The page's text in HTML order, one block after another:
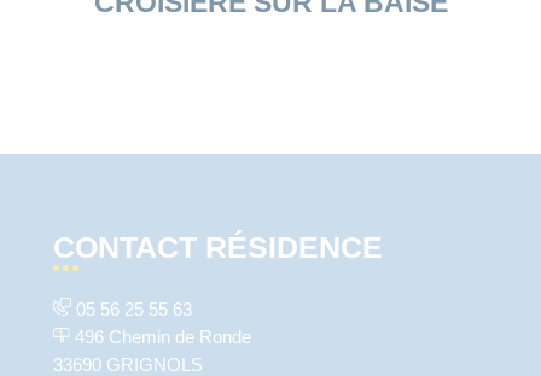
CONTACT RÉSIDENCE
05 56 25 55 63
496 Chemin de Ronde
33690 GRIGNOLS